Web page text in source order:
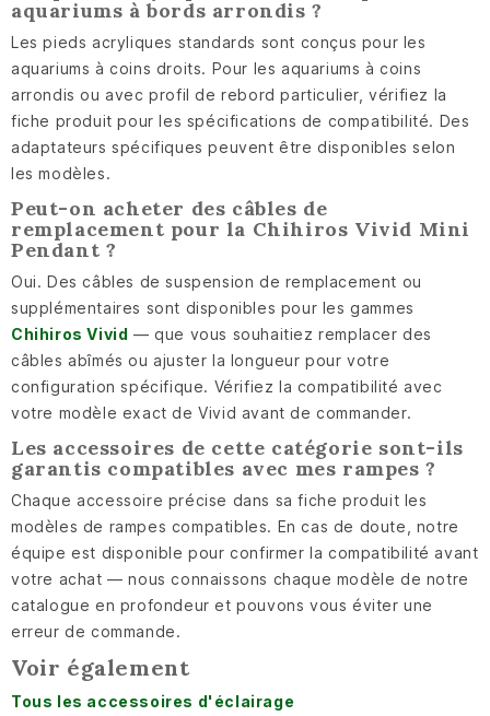
aquariums à bords arrondis ?
Les pieds acryliques standards sont conçus pour les
aquariums à coins droits. Pour les aquariums à coins
arrondis ou avec profil de rebord particulier, vérifiez la
fiche produit pour les spécifications de compatibilité. Des
adaptateurs spécifiques peuvent être disponibles selon
les modèles.
Peut-on acheter des câbles de
remplacement pour la Chihiros Vivid Mini
Pendant ?
Oui. Des câbles de suspension de remplacement ou
supplémentaires sont disponibles pour les gammes
Chihiros Vivid — que vous souhaitiez remplacer des
câbles abîmés ou ajuster la longueur pour votre
configuration spécifique. Vérifiez la compatibilité avec
votre modèle exact de Vivid avant de commander.
Les accessoires de cette catégorie sont-ils
garantis compatibles avec mes rampes ?
Chaque accessoire précise dans sa fiche produit les
modèles de rampes compatibles. En cas de doute, notre
équipe est disponible pour confirmer la compatibilité avant
votre achat — nous connaissons chaque modèle de notre
catalogue en profondeur et pouvons vous éviter une
erreur de commande.
Voir également
Tous les accessoires d'éclairage